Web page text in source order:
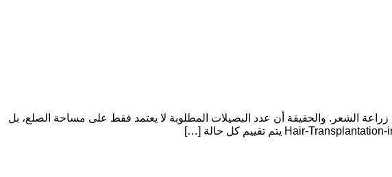
الشعر. والحقيقة أن عدد البصيلات المطلوبة لا يعتمد فقط على مساحة الصلع، بل